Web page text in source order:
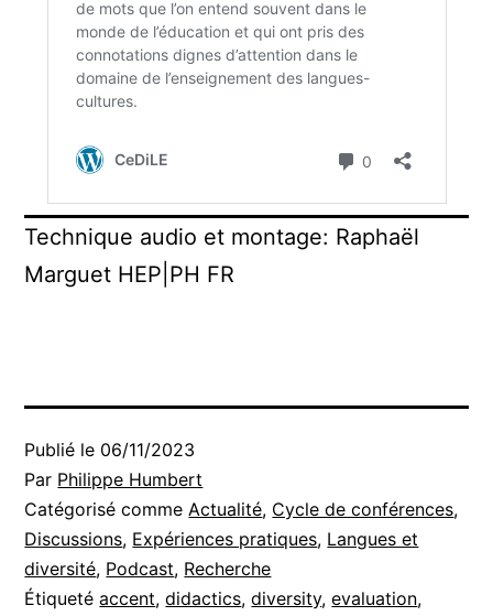
Technique audio et montage: Raphaël
Marguet HEP|PH FR
Publié le 06/11/2023
Par Philippe Humbert
Catégorisé commeActualité, Cycle de conférences,
Discussions, Expériences pratiques, Langues et
diversité, Podcast, Recherche
Étiquetéaccent,didactics,diversity,evaluation,